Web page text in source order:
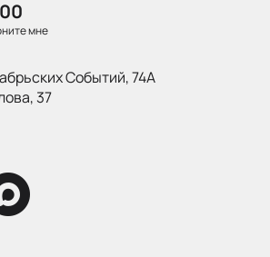
мне
Событий, 74А
37